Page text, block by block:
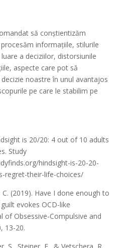
să conștientizăm
informațiile, stilurile
a deciziilor, distorsiunile
aspecte care pot să
noastre în unul avantajos
pe care le stabilim pe
is 20/20: 4 out of 10 adults
Study
hindsight-is-20-20-
regret-their-life-choices/
(2019). Have I done enough to
evokes OCD-like
of Obsessive-Compulsive and
13-20.